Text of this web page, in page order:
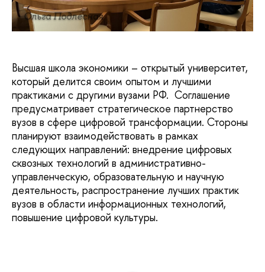
Ольга Подлесная
Высшая школа экономики – открытый университет,
который делится своим опытом и лучшими
практиками с другими вузами РФ. Соглашение
предусматривает стратегическое партнерство
вузов в сфере цифровой трансформации. Стороны
планируют взаимодействовать в рамках
следующих направлений: внедрение цифровых
сквозных технологий в административно-
управленческую, образовательную и научную
деятельность, распространение лучших практик
вузов в области информационных технологий,
повышение цифровой культуры.